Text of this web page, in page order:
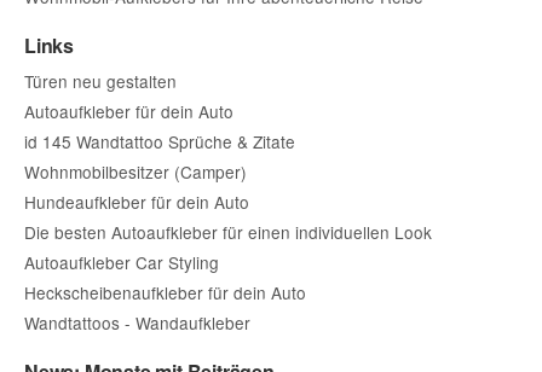
Links
Türen neu gestalten
Autoaufkleber für dein Auto
id 145 Wandtattoo Sprüche & Zitate
Wohnmobilbesitzer (Camper)
Hundeaufkleber für dein Auto
Die besten Autoaufkleber für einen individuellen Look
Autoaufkleber Car Styling
Heckscheibenaufkleber für dein Auto
Wandtattoos - Wandaufkleber